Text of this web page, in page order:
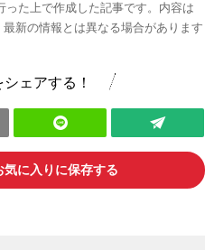
た上で作成した記事です。内容は
新の情報とは異なる場合があります
ェアする！
気に入りに保存する